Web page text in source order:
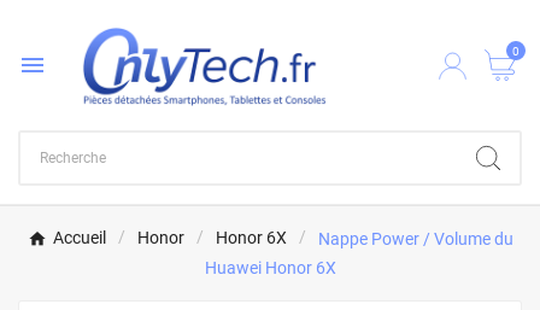
 0
Accueil Honor Honor 6X
Nappe Power / Volume du
Huawei Honor 6X